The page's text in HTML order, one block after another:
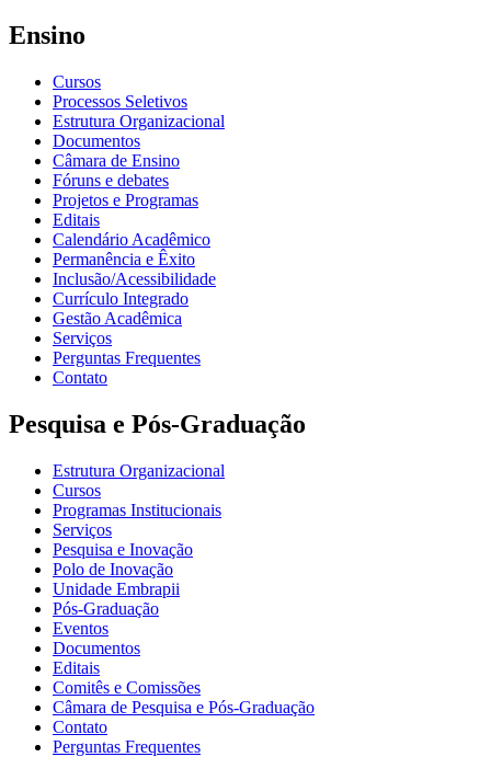
Ensino
Cursos
Processos Seletivos
Estrutura Organizacional
Documentos
Câmara de Ensino
Fóruns e debates
Projetos e Programas
Editais
Calendário Acadêmico
Permanência e Êxito
Inclusão/Acessibilidade
Currículo Integrado
Gestão Acadêmica
Serviços
Perguntas Frequentes
Contato
Pesquisa e Pós-Graduação
Estrutura Organizacional
Cursos
Programas Institucionais
Serviços
Pesquisa e Inovação
Polo de Inovação
Unidade Embrapii
Pós-Graduação
Eventos
Documentos
Editais
Comitês e Comissões
Câmara de Pesquisa e Pós-Graduação
Contato
Perguntas Frequentes